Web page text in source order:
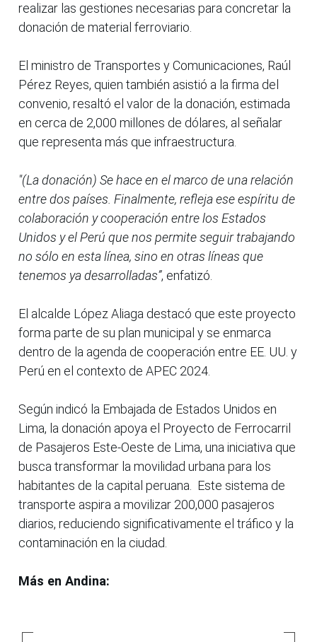
realizar las gestiones necesarias para concretar la
donación de material ferroviario.
El ministro de Transportes y Comunicaciones, Raúl
Pérez Reyes, quien también asistió a la firma del
convenio, resaltó el valor de la donación, estimada
en cerca de 2,000 millones de dólares, al señalar
que representa más que infraestructura.
"(La donación) Se hace en el marco de una relación
entre dos países. Finalmente, refleja ese espíritu de
colaboración y cooperación entre los Estados
Unidos y el Perú que nos permite seguir trabajando
no sólo en esta línea, sino en otras líneas que
tenemos ya desarrolladas”, enfatizó.
El alcalde López Aliaga destacó que este proyecto
forma parte de su plan municipal y se enmarca
dentro de la agenda de cooperación entre EE. UU. y
Perú en el contexto de APEC 2024.
Según indicó la Embajada de Estados Unidos en
Lima, la donación apoya el Proyecto de Ferrocarril
de Pasajeros Este-Oeste de Lima, una iniciativa que
busca transformar la movilidad urbana para los
habitantes de la capital peruana. Este sistema de
transporte aspira a movilizar 200,000 pasajeros
diarios, reduciendo significativamente el tráfico y la
contaminación en la ciudad.
Más en Andina: